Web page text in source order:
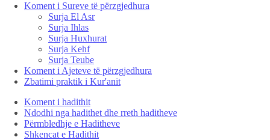
Koment i Sureve të përzgjedhura
Surja El Asr
Surja Ihlas
Surja Huxhurat
Surja Kehf
Surja Teube
Koment i Ajeteve të përzgjedhura
Zbatimi praktik i Kur'anit
Koment i hadithit
Ndodhi nga hadithet dhe rreth haditheve
Përmbledhje e Haditheve
Shkencat e Hadithit